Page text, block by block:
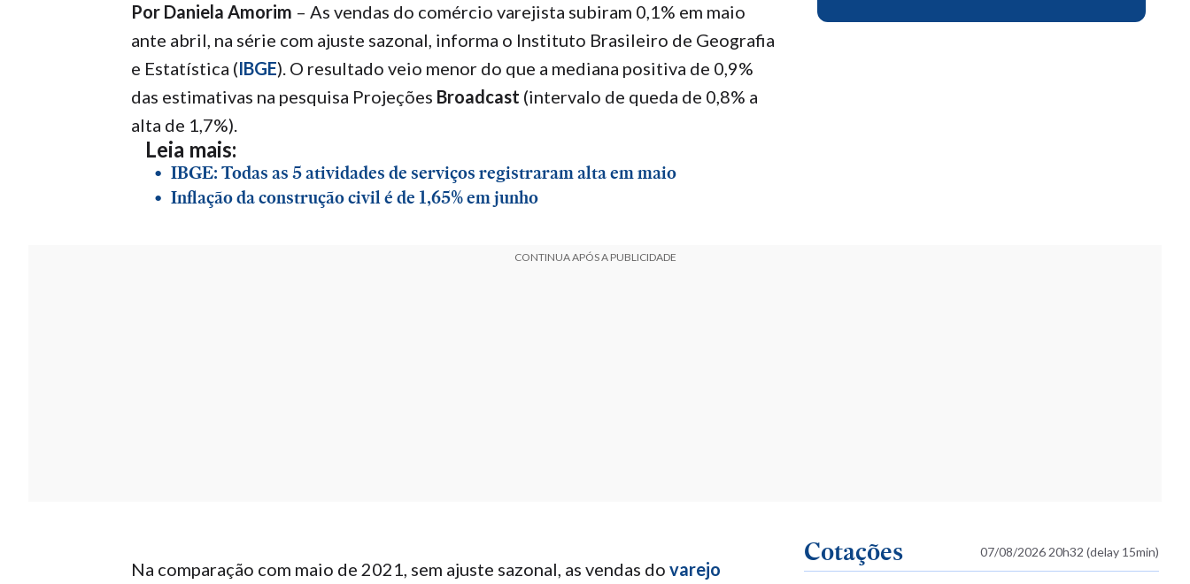
Por Daniela Amorim – As vendas do comércio varejista subiram 0,1% em maio
ante abril, na série com ajuste sazonal, informa o Instituto Brasileiro de Geografia
e Estatística (IBGE). O resultado veio menor do que a mediana positiva de 0,9%
das estimativas na pesquisa Projeções Broadcast (intervalo de queda de 0,8% a
alta de 1,7%).
Leia mais:
IBGE: Todas as 5 atividades de serviços registraram alta em maio
Inflação da construção civil é de 1,65% em junho
CONTINUA APÓS A PUBLICIDADE
Na comparação com maio de 2021, sem ajuste sazonal, as vendas do varejo
Cotações 07/08/2026 20h32 (delay 15min)